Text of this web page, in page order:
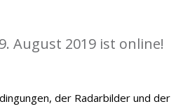
August 2019 ist online!
der Radarbilder und der